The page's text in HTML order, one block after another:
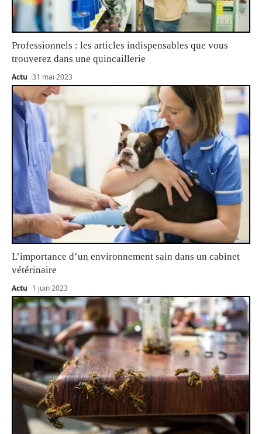
Professionnels : les articles indispensables que vous
trouverez dans une quincaillerie
Actu 31 mai 2023
L’importance d’un environnement sain dans un cabinet
vétérinaire
Actu 1 juin 2023